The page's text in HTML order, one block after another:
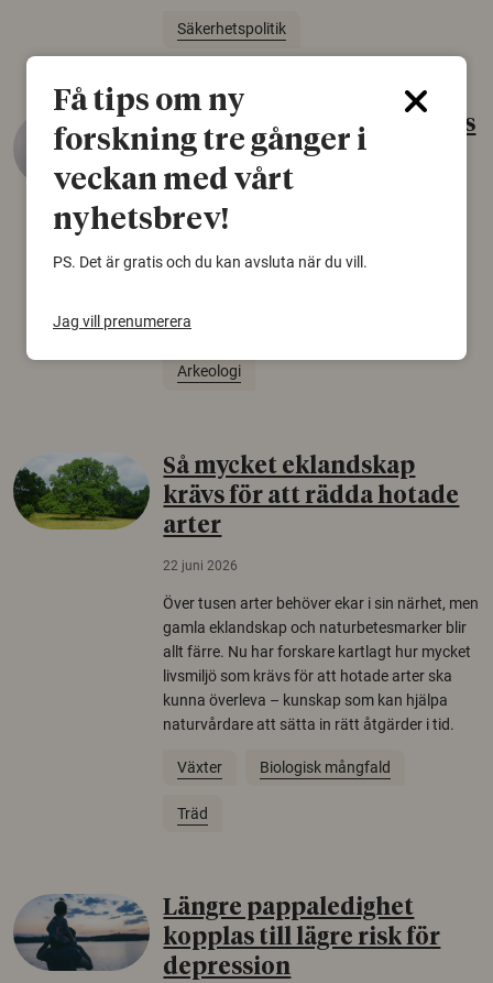
Säkerhetspolitik
Gammalt skinn var Sveriges
äldsta sko
22 juni 2026
Det som arkeologer länge trodde var en
björnfäll visar sig vara delar av en 2000 år
Norden.
Arkeologi
Så mycket eklandskap
krävs för att rädda hotade
arter
22 juni 2026
Över tusen arter behöver ekar i sin närhet, men
gamla eklandskap och naturbetesmarker blir
allt färre. Nu har forskare kartlagt hur mycket
livsmiljö som krävs för att hotade arter ska
kunna överleva – kunskap som kan hjälpa
naturvårdare att sätta in rätt åtgärder i tid.
Växter Biologisk mångfald
Träd
Längre pappaledighet
kopplas till lägre risk för
depression
Få tips om ny
forskning tre gånger i
veckan med vårt
nyhetsbrev!
PS. Det är gratis och du kan avsluta när du vill.
Jag vill prenumerera